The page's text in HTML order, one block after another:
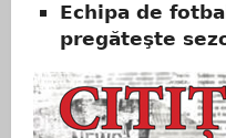
Echipa de
pregăteşte